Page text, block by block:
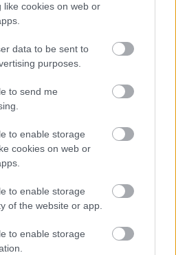
like cookies on web or
data to be sent to
purposes.
to send me
to enable storage
cookies on web or
to enable storage
of the website or app.
to enable storage
esi gudrāks
99% cilvēku
jautājumā
Kulbergam sanācis
visai neveikls kašķis ar